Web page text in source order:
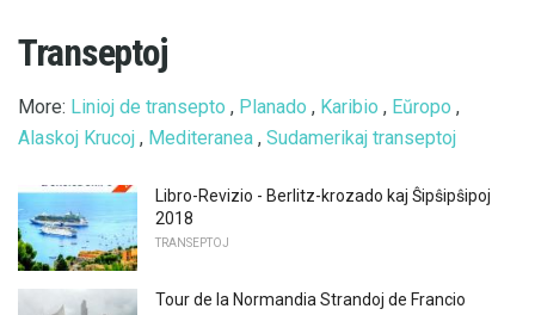
Transeptoj
More: Linioj de transepto , Planado , Karibio , Eŭropo ,
Alaskoj Krucoj , Mediteranea , Sudamerikaj transeptoj
Libro-Revizio - Berlitz-krozado kaj Ŝipŝipŝipoj
2018
TRANSEPTOJ
Tour de la Normandia Strandoj de Francio